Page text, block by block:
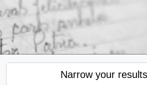
Narrow your